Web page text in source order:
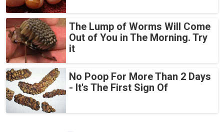
The Lump of Worms Will Come
Out of You in The Morning. Try
it
No Poop For More Than 2 Days
- It's The First Sign Of